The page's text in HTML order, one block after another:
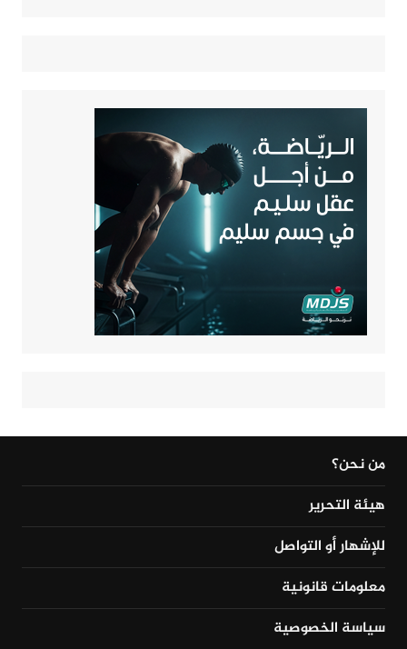
من نحن؟
هيئة التحرير
للإشهار أو التواصل
معلومات قانونية
سياسة الخصوصية